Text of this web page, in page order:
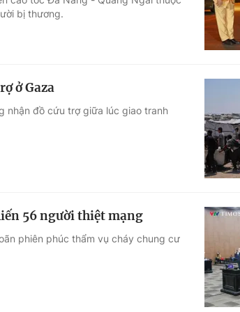
bị thương.
ở Gaza
nhận đồ cứu trợ giữa lúc giao tranh
56 người thiệt mạng
phiên phúc thẩm vụ cháy chung cư